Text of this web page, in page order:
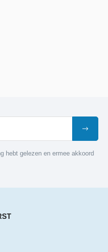
hebt gelezen en ermee akkoord